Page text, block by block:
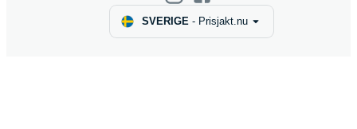
SVERIGE- Prisjakt.nu